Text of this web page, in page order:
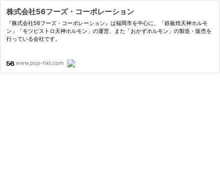
株式会社56フーズ・コーポレーション
『株式会社56フーズ・コーポレーション』は福岡市を中心に、「鉄板焼天神ホルモ
ン」「モツビストロ天神ホルモン」の運営、また「おかずホルモン」の製造・販売を
行っている会社です。
www.pop-hkt.com